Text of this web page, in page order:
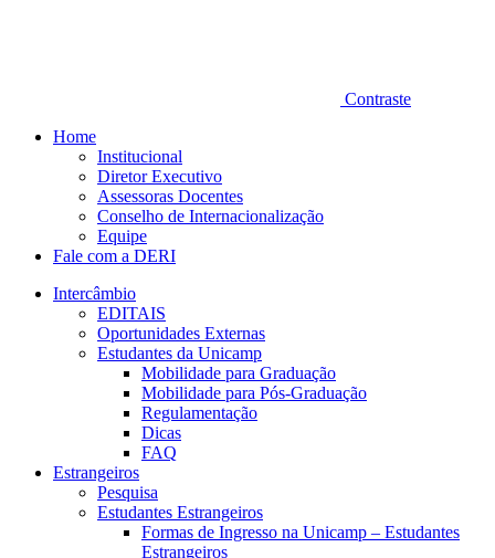
Contraste
Home
Institucional
Diretor Executivo
Assessoras Docentes
Conselho de Internacionalização
Equipe
Fale com a DERI
Intercâmbio
EDITAIS
Oportunidades Externas
Estudantes da Unicamp
Mobilidade para Graduação
Mobilidade para Pós-Graduação
Regulamentação
Dicas
FAQ
Estrangeiros
Pesquisa
Estudantes Estrangeiros
Formas de Ingresso na Unicamp – Estudantes
Estrangeiros